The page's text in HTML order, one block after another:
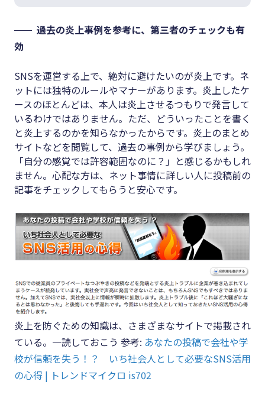
過去の炎上事例を参考に、第三者のチェックも有
効
SNSを運営する上で、絶対に避けたいのが炎上です。ネ
ットには独特のルールやマナーがあります。炎上したケ
ースのほとんどは、本人は炎上させるつもりで発言して
いるわけではありません。ただ、どういったことを書く
と炎上するのかを知らなかったからです。炎上のまとめ
サイトなどを閲覧して、過去の事例から学びましょう。
「自分の感覚では許容範囲なのに？」と感じるかもしれ
ません。心配な方は、ネット事情に詳しい人に投稿前の
記事をチェックしてもらうと安心です。
炎上を防ぐための知識は、さまざまなサイトで掲載され
ている。一読しておこう 参考: あなたの投稿で会社や学
校が信頼を失う！？ いち社会人として必要なSNS活用
の心得 | トレンドマイクロ is702